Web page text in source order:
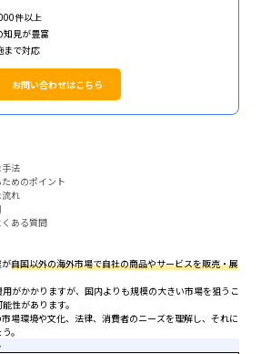
件以上
知見が豊富
まで対応
お問い合わせはこちら
法
めのポイント
れ
ある質問
自国以外の海外市場で自社の商品やサービスを販売・展
がかかりますが、国内よりも規模の大きい市場を狙うこ
性があります。
場環境や文化、法律、消費者のニーズを理解し、それに
。